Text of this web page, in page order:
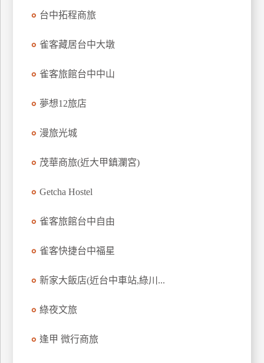
台中拓程商旅
雀客藏居台中大墩
雀客旅館台中中山
夢想12旅店
漫旅光城
茂華商旅(近大甲鎮瀾宮)
Getcha Hostel
雀客旅館台中自由
雀客快捷台中福星
新家大飯店(近台中車站,綠川...
綠夜文旅
逢甲 微行商旅